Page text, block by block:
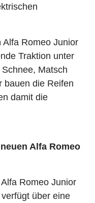
Alfa Romeo Junior
Traktion unter
Matsch
bauen die Reifen
damit die
Alfa Romeo
Romeo Junior
über eine